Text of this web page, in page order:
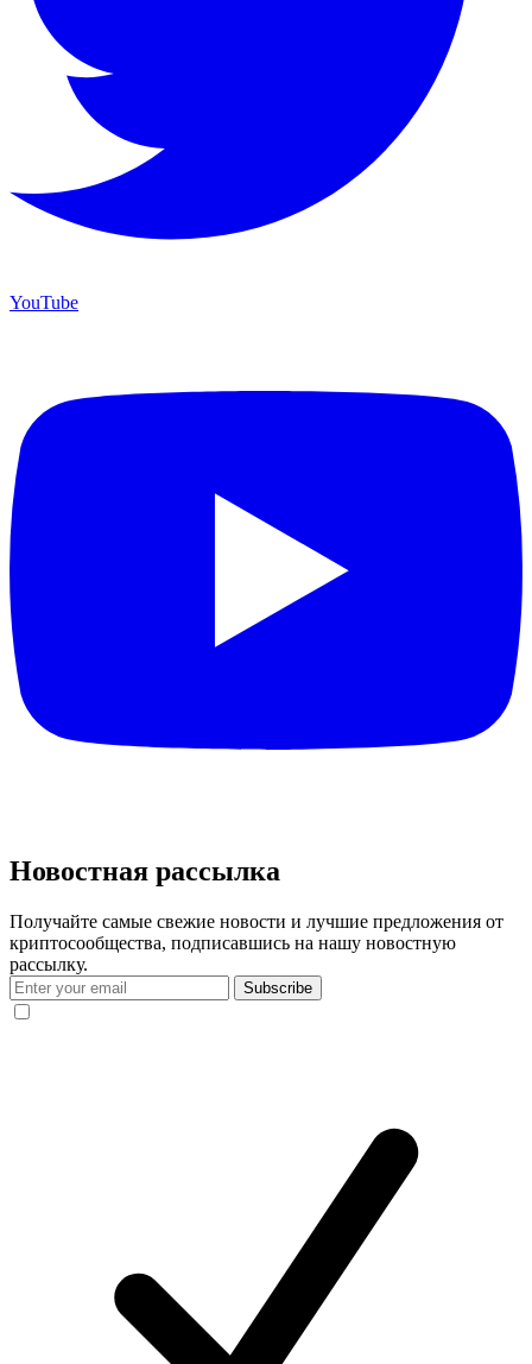
YouTube
Новостная рассылка
Получайте самые свежие новости и лучшие предложения от
криптосообщества, подписавшись на нашу новостную
рассылку.
Subscribe